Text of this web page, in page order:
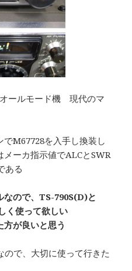
ールモード機 現代のマ
M67728を入手し換装し
ーカ指示値でALCとSWR
ある
なので、TS-790S(D)と
く使って欲しい
が良いと思う
ので、大切に使って行きた